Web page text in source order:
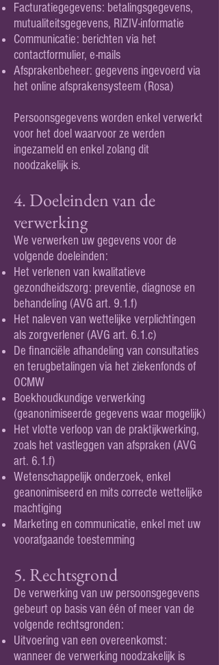
Facturatiegegevens: betalingsgegevens,
mutualiteitsgegevens, RIZIV-informatie
Communicatie: berichten via het
contactformulier, e-mails
Afsprakenbeheer: gegevens ingevoerd via
het online afsprakensysteem (Rosa)
Persoonsgegevens worden enkel verwerkt
voor het doel waarvoor ze werden
ingezameld en enkel zolang dit
noodzakelijk is.
4. Doeleinden van de
verwerking
We verwerken uw gegevens voor de
volgende doeleinden:
Het verlenen van kwalitatieve
gezondheidszorg: preventie, diagnose en
behandeling (AVG art. 9.1.f)
Het naleven van wettelijke verplichtingen
als zorgverlener (AVG art. 6.1.c)
De financiële afhandeling van consultaties
en terugbetalingen via het ziekenfonds of
OCMW
Boekhoudkundige verwerking
(geanonimiseerde gegevens waar mogelijk)
Het vlotte verloop van de praktijkwerking,
zoals het vastleggen van afspraken (AVG
art. 6.1.f)
Wetenschappelijk onderzoek, enkel
geanonimiseerd en mits correcte wettelijke
machtiging
Marketing en communicatie, enkel met uw
voorafgaande toestemming
5. Rechtsgrond
De verwerking van uw persoonsgegevens
gebeurt op basis van één of meer van de
volgende rechtsgronden:
Uitvoering van een overeenkomst:
wanneer de verwerking noodzakelijk is